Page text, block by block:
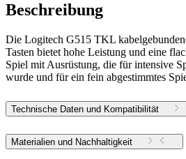
Beschreibung
Die Logitech G515 TKL
Tasten bietet hohe Leistung und eine
Spiel mit Ausrüstung, die für intensive
wurde und für ein fein abgestimmtes
Technische Daten und Kompatibilität
Materialien und Nachhaltigkeit